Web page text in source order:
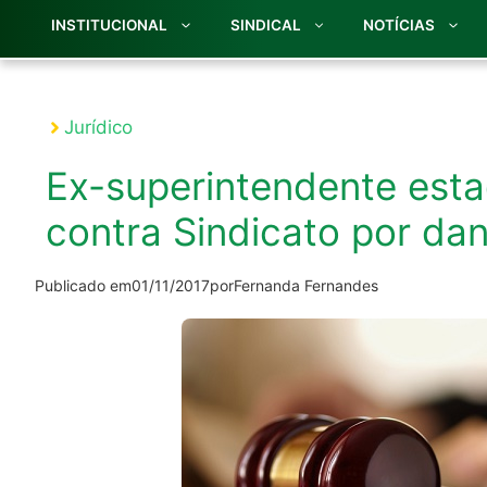
INSTITUCIONAL SINDICAL NOTÍCIAS
Jurídico
Ex-superintendente
contra Sindicato por
Publicado em01/11/2017porFernanda Fernandes